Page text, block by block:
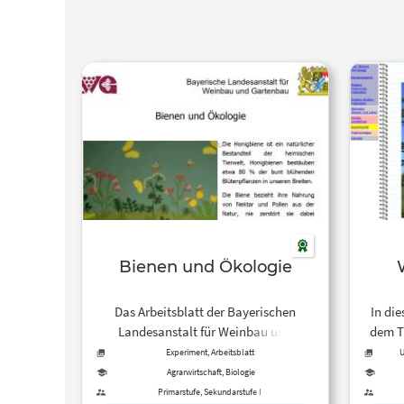
Bienen und Ökologie
Das Arbeitsblatt der Bayerischen
Landesanstalt für Weinbau und
Gartenbau stellt die experimentelle
Untersuchung der ökologischen
Beziehungen der Honigbiene, auch im
Experiment, Arbeitsblatt
Agrarwirtschaft, Biologie
Primarstufe, Sekundarstufe I
In
dem